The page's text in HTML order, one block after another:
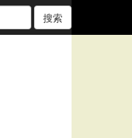
搜索